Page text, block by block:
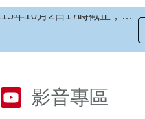
[職前招生訊息]115年第6梯次自辦職前訓練招生簡章，自115年8月10日至115年10月2日17時截止，歡迎報名
影音專區